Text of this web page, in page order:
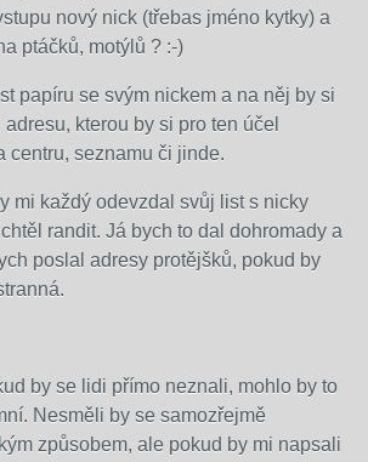
nový nick (třebas jméno kytky) a
ptáčků, motýlů ? :-)
papíru se svým nickem a na něj by si
kterou by si pro ten účel
centru, seznamu či jinde.
mi každý odevzdal svůj list s nicky
randit. Já bych to dal dohromady a
poslal adresy protějšků, pokud by
by se lidi přímo neznali, mohlo by to
Nesměli by se samozřejmě
způsobem, ale pokud by mi napsali